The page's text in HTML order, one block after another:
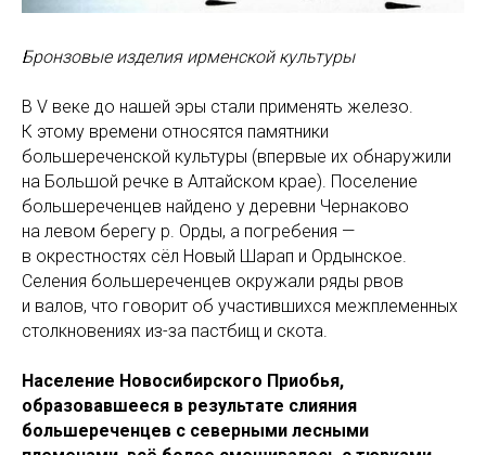
Бронзовые изделия ирменской культуры
В V веке до нашей эры стали применять железо.
К этому времени относятся памятники
большереченской культуры (впервые их обнаружили
на Большой речке в Алтайском крае). Поселение
большереченцев найдено у деревни Чернаково
на левом берегу р. Орды, а погребения —
в окрестностях сёл Новый Шарап и Ордынское.
Селения большереченцев окружали ряды рвов
и валов, что говорит об участившихся межплеменных
столкновениях из-за пастбищ и скота.
Население Новосибирского Приобья,
образовавшееся в результате слияния
большереченцев с северными лесными